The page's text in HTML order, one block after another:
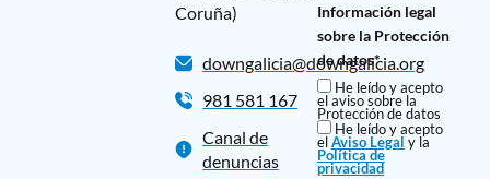
Coruña)
downgalicia@downgalicia.org
981 581 167
Canal de
denuncias
Información legal
sobre la Protección
de datos*
He leído y acepto
el aviso sobre la
Protección de datos
He leído y acepto
elAviso Legal y la
Política de
privacidad